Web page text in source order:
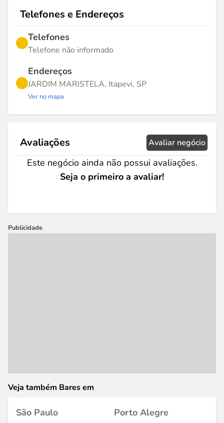
Telefones e Endereços
Telefones
Telefone não informado
Endereços
JARDIM MARISTELA, Itapevi, SP
Ver no mapa
Avaliações Avaliar negócio
Este negócio ainda não possui avaliações.
Seja o primeiro a avaliar!
Publicidade
Veja também Bares em
São Paulo
Porto Alegre